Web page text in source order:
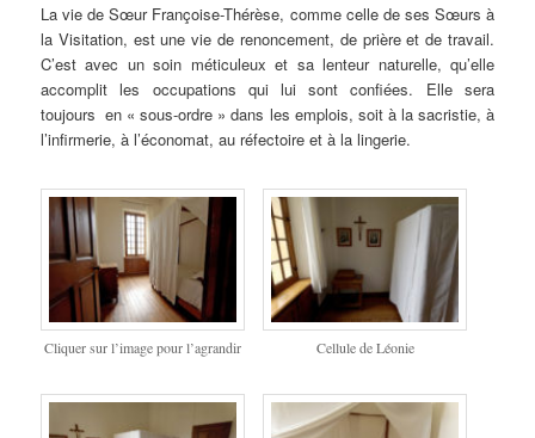
La vie de Sœur Françoise-Thérèse, comme celle de ses Sœurs à
la Visitation, est une vie de renoncement, de prière et de travail.
C’est avec un soin méticuleux et sa lenteur naturelle, qu’elle
accomplit les occupations qui lui sont confiées. Elle sera
toujours en « sous-ordre » dans les emplois, soit à la sacristie, à
l’infirmerie, à l’économat, au réfectoire et à la lingerie.
Cliquer sur l’image pour l’agrandir Cellule de Léonie